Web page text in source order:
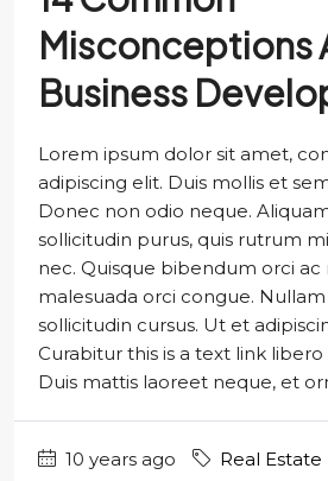
Misconceptions
Business
Lorem ipsum dolor sit amet,
adipiscing elit. Duis mollis et
Donec non odio neque.
sollicitudin purus, quis rutrum
nec. Quisque bibendum orci ac
malesuada orci congue.
sollicitudin cursus. Ut et
Curabitur this is a text link
Duis mattis laoreet neque, et
10 years ago Real Estate